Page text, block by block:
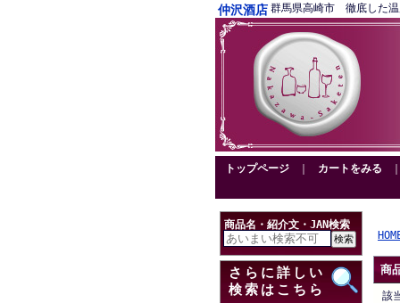
仲沢酒店 群馬県高崎市 徹底した
トップページ カートをみる
商品名・紹介文・JAN検索
さらに詳しい
検索はこちら
商
該